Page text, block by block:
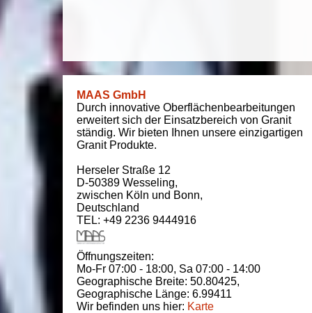
MAAS GmbH
Durch innovative Oberflächenbearbeitungen
erweitert sich der Einsatzbereich von Granit
ständig. Wir bieten Ihnen unsere einzigartigen
Granit Produkte.
Herseler Straße 12
D-50389 Wesseling,
zwischen Köln und Bonn,
Deutschland
TEL: +49 2236 9444916
Öffnungszeiten:
Mo-Fr 07:00 - 18:00, Sa 07:00 - 14:00
Geographische Breite: 50.80425,
Geographische Länge: 6.99411
Wir befinden uns hier: Karte